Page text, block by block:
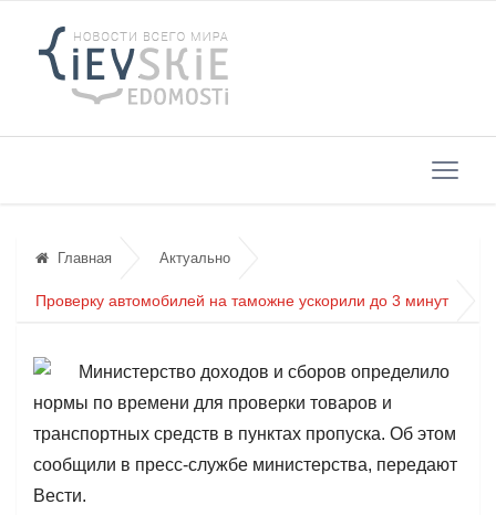
Главная Актуально
Проверку автомобилей на таможне ускорили до 3 минут
Министерство доходов и сборов определило
нормы по времени для проверки товаров и
транспортных средств в пунктах пропуска. Об этом
сообщили в пресс-службе министерства, передают
Вести.